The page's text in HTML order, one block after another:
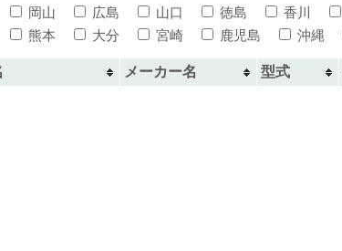
岡山 広島 山口 徳島 香川
熊本 大分 宮崎 鹿児島 沖縄
メーカー名 型式